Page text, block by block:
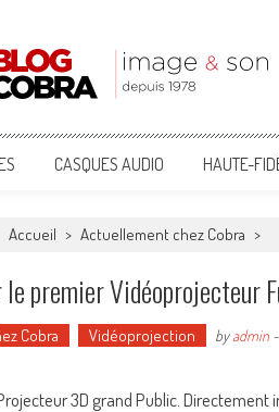
!
CASQUES AUDIO HAUTE-
Accueil > Actuellement chez Cobra >
premier Vidéoprojecteur
Cobra Vidéoprojection byadmin -
3D grand Public.